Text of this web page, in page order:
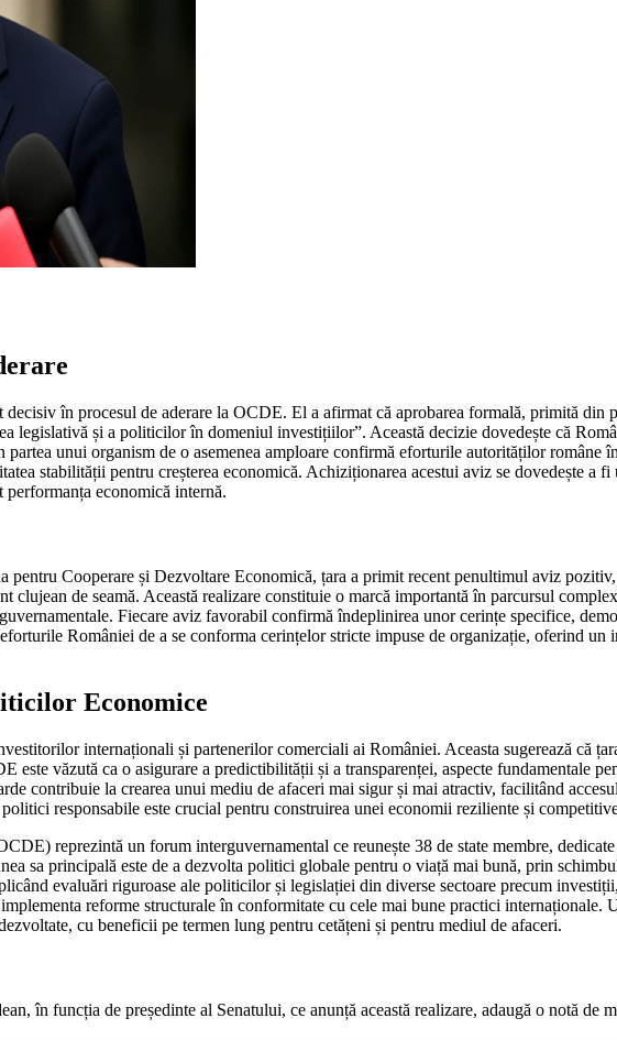
în procesul de aderare la OCDE. El a afirmat că aprobarea formală, primită
legislativă și a politicilor în domeniul investițiilor”. Această decizie dovedește că
unui organism de o asemenea amploare confirmă eforturile autorităților române
stabilității pentru creșterea economică. Achiziționarea acestui aviz se dovedește a
performanța economică internă.
pentru Cooperare și Dezvoltare Economică, țara a primit recent penultimul aviz
clujean de seamă. Această realizare constituie o marcă importantă în parcursul
Fiecare aviz favorabil confirmă îndeplinirea unor cerințe specifice,
României de a se conforma cerințelor stricte impuse de organizație, oferind
Economice
internaționali și partenerilor comerciali ai României. Aceasta sugerează că
este văzută ca o asigurare a predictibilității și a transparenței, aspecte fundamentale
contribuie la crearea unui mediu de afaceri mai sigur și mai atractiv, facilitând
responsabile este crucial pentru construirea unei economii reziliente și
reprezintă un forum interguvernamental ce reunește 38 de state membre,
sa principală este de a dezvolta politici globale pentru o viață mai bună, prin
evaluări riguroase ale politicilor și legislației din diverse sectoare precum
reforme structurale în conformitate cu cele mai bune practici internaționale.
cu beneficii pe termen lung pentru cetățeni și pentru mediul de afaceri.
în funcția de președinte al Senatului, ce anunță această realizare, adaugă o notă de